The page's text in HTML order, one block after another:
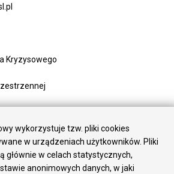
Kryzysowego
wykorzystuje tzw. pliki cookies
w urządzeniach użytkowników. Pliki
głównie w celach statystycznych,
anonimowych danych, w jaki